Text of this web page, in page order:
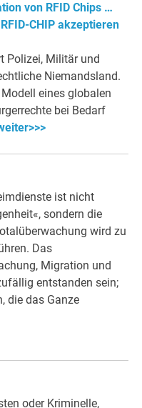
von RFID Chips …
CHIP akzeptieren
Polizei, Militär und
Niemandsland.
eines globalen
bei Bedarf
ist nicht
sondern die
wird zu
Das
Migration und
entstanden sein;
die das Ganze
oder Kriminelle,